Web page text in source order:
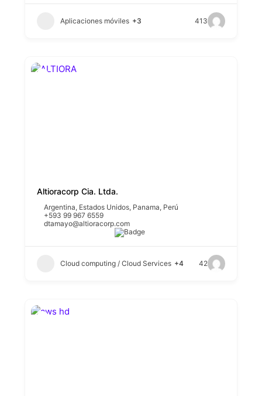
Aplicaciones móviles +3 413
Altioracorp Cia. Ltda.
Argentina, Estados Unidos, Panama, Perú
+593 99 967 6559
dtamayo@altioracorp.com
Cloud computing / Cloud Services +4 42